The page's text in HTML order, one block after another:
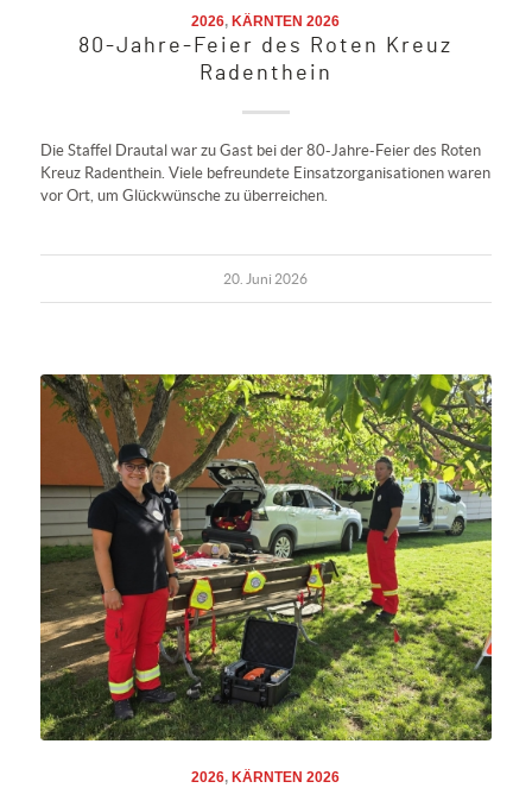
2026, KÄRNTEN 2026
80-Jahre-Feier des Roten Kreuz
Radenthein
Die Staffel Drautal war zu Gast bei der 80-Jahre-Feier des Roten
Kreuz Radenthein. Viele befreundete Einsatzorganisationen waren
vor Ort, um Glückwünsche zu überreichen.
20. Juni 2026
2026,KÄRNTEN 2026